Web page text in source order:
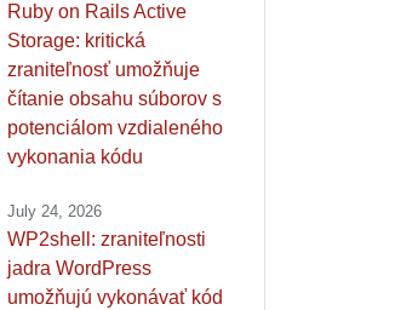
Ruby on Rails Active
Storage: kritická
zraniteľnosť umožňuje
čítanie obsahu súborov s
potenciálom vzdialeného
vykonania kódu
July 24, 2026
WP2shell: zraniteľnosti
jadra WordPress
umožňujú vykonávať kód